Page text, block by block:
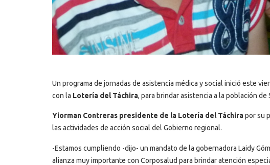
Un programa de jornadas de asistencia médica y social inició este
con la Lotería del Táchira, para brindar asistencia a la población
Yiorman Contreras presidente de la Lotería del Táchirapor su
las actividades de acción social del Gobierno regional.
-Estamos cumpliendo -dijo- un mandato de la gobernadora Laidy
alianza muy importante con Corposalud para brindar atención